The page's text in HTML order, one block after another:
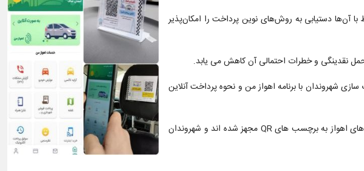
آن‌ها دستیابی به روش‌های نوین پرداخت را امکان‌پذیر
شهروندان با برنامه اهواز من و نحوه پرداخت آنلاین
صفی خانی در پایان ضمن تشکر از سازمان فاوا بیان نمود، باهمکاری سازمان فاوا شهرداری تاکنون بیش از ۱۱۰۰ دستگاه از تاکسی های اهواز به برچسب های QR مجهز شده اند و شهروندان